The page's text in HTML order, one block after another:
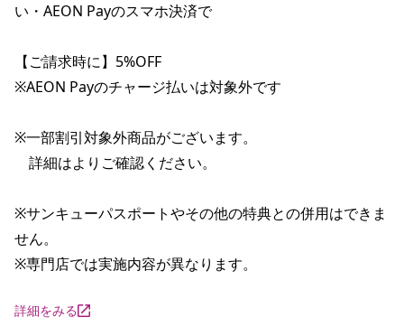
い・AEON Payのスマホ決済で
【ご請求時に】5%OFF
※AEON Payのチャージ払いは対象外です
※一部割引対象外商品がございます。
詳細はよりご確認ください。
※サンキューパスポートやその他の特典との併用はできま
せん。
※専門店では実施内容が異なります。
詳細をみる